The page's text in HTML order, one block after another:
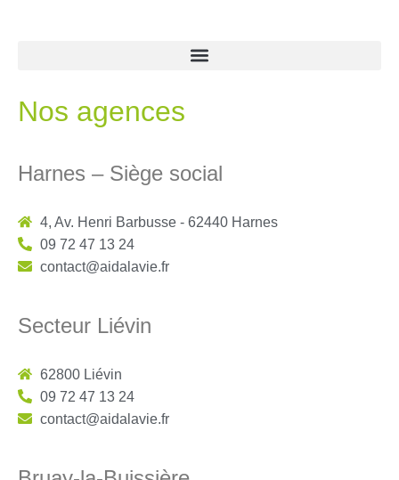
Nos agences
Harnes – Siège social
4, Av. Henri Barbusse - 62440 Harnes
09 72 47 13 24
contact@aidalavie.fr
Secteur Liévin
62800 Liévin
09 72 47 13 24
contact@aidalavie.fr